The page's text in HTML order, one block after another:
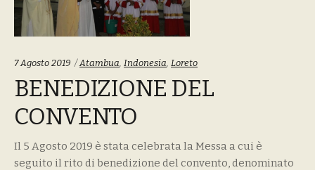
7 Agosto 2019 Tags:
Atambua Indonesia Loreto
BENEDIZIONE DEL
CONVENTO
Il 5 Agosto 2019 è stata celebrata la Messa a cui è
seguito il rito di benedizione del convento, denominato